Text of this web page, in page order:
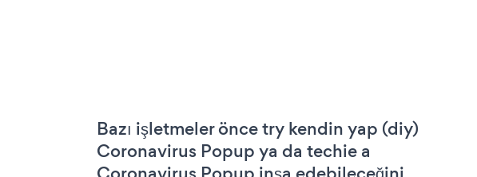
Bazı işletmeler önce try kendin yap (diy)
Coronavirus Popup ya da techie a